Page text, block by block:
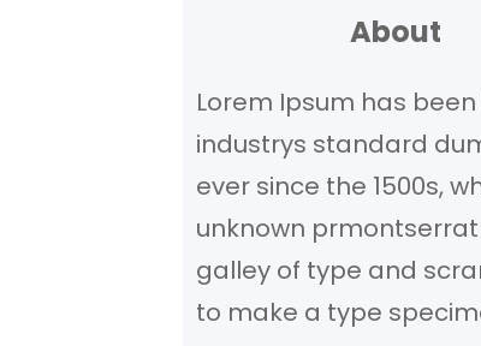
n
About
Lorem Ipsum has
industrys standard
ever since the 1500s,
unknown
galley of type and
to make a type